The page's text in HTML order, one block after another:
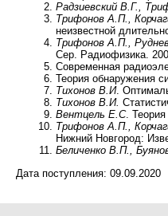
Радзиевский В.Г.,
Трифонов А.П.,
неизвестной
Трифонов А.П.,
Сер. Радиофизика.
Современная
Теория обнаружения
Тихонов В.И.
Тихонов В.И.
Вентцель Е.С.
Трифонов А.П.,
Нижний Новгород:
Беличенко В.П.,
Дата поступления: 09.09.2020